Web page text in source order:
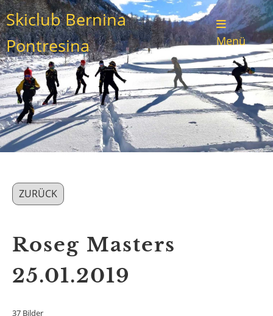
Skiclub Bernina
Pontresina
Menü
ZURÜCK
Roseg Masters
25.01.2019
37 Bilder